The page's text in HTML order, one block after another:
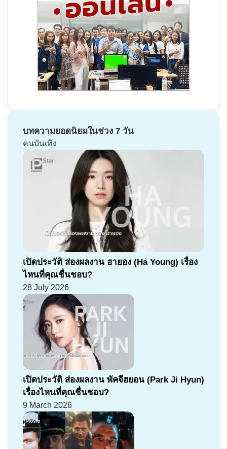
บทความยอดนิยมในช่วง 7 วัน
คนบันเทิง
เปิดประวัติ ส่องผลงาน ฮายอง (Ha Young) เรื่อง
ไหนที่คุณชื่นชอบ?
28 July 2026
เปิดประวัติ ส่องผลงาน พัคจีฮยอน (Park Ji Hyun)
เรื่องไหนที่คุณชื่นชอบ?
9 March 2026